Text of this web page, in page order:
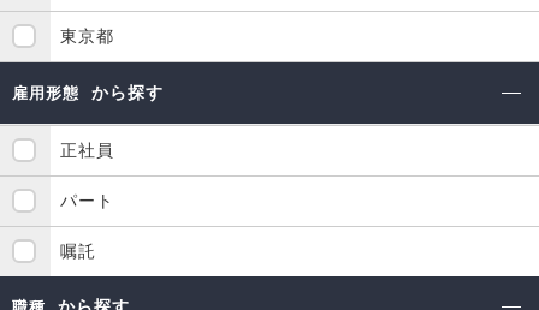
東京都
雇用形態 から探す
正社員
パート
嘱託